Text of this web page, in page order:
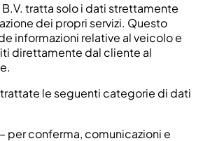
tratta solo i dati strettamente
dei propri servizi. Questo
informazioni relative al veicolo e
direttamente dal cliente al
le seguenti categorie di dati
per conferma, comunicazioni e